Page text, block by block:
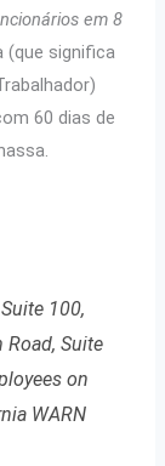
em 8
(que significa
60 dias de
100,
Road, Suite
on
WARN